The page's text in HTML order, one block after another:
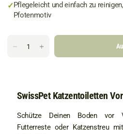
✓Pflegeleicht und einfach zu
Pfotenmotiv
SwissPet Katzentoiletten
Schütze Deinen Boden vor
Futterreste oder Katzenstreu